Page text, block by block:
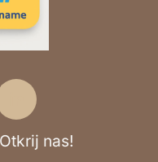
nas!